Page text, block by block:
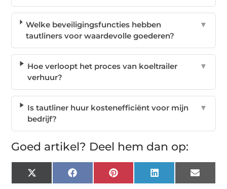
Welke beveiligingsfuncties hebben
tautliners voor waardevolle goederen?
▼
Hoe verloopt het proces van koeltrailer
verhuur?
▼
Is tautliner huur kostenefficiënt voor mijn
bedrijf?
▼
Goed artikel? Deel hem dan op:
X
(Twitter)
FacebookPinterest LinkedIn Email